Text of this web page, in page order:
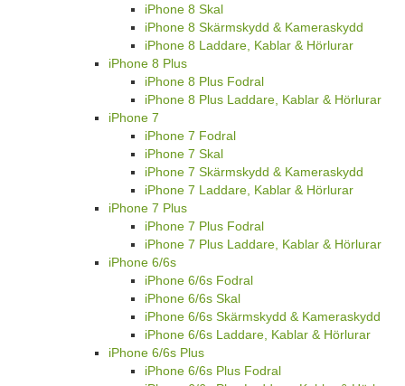
iPhone 8 Skal
iPhone 8 Skärmskydd & Kameraskydd
iPhone 8 Laddare, Kablar & Hörlurar
iPhone 8 Plus
iPhone 8 Plus Fodral
iPhone 8 Plus Laddare, Kablar & Hörlurar
iPhone 7
iPhone 7 Fodral
iPhone 7 Skal
iPhone 7 Skärmskydd & Kameraskydd
iPhone 7 Laddare, Kablar & Hörlurar
iPhone 7 Plus
iPhone 7 Plus Fodral
iPhone 7 Plus Laddare, Kablar & Hörlurar
iPhone 6/6s
iPhone 6/6s Fodral
iPhone 6/6s Skal
iPhone 6/6s Skärmskydd & Kameraskydd
iPhone 6/6s Laddare, Kablar & Hörlurar
iPhone 6/6s Plus
iPhone 6/6s Plus Fodral